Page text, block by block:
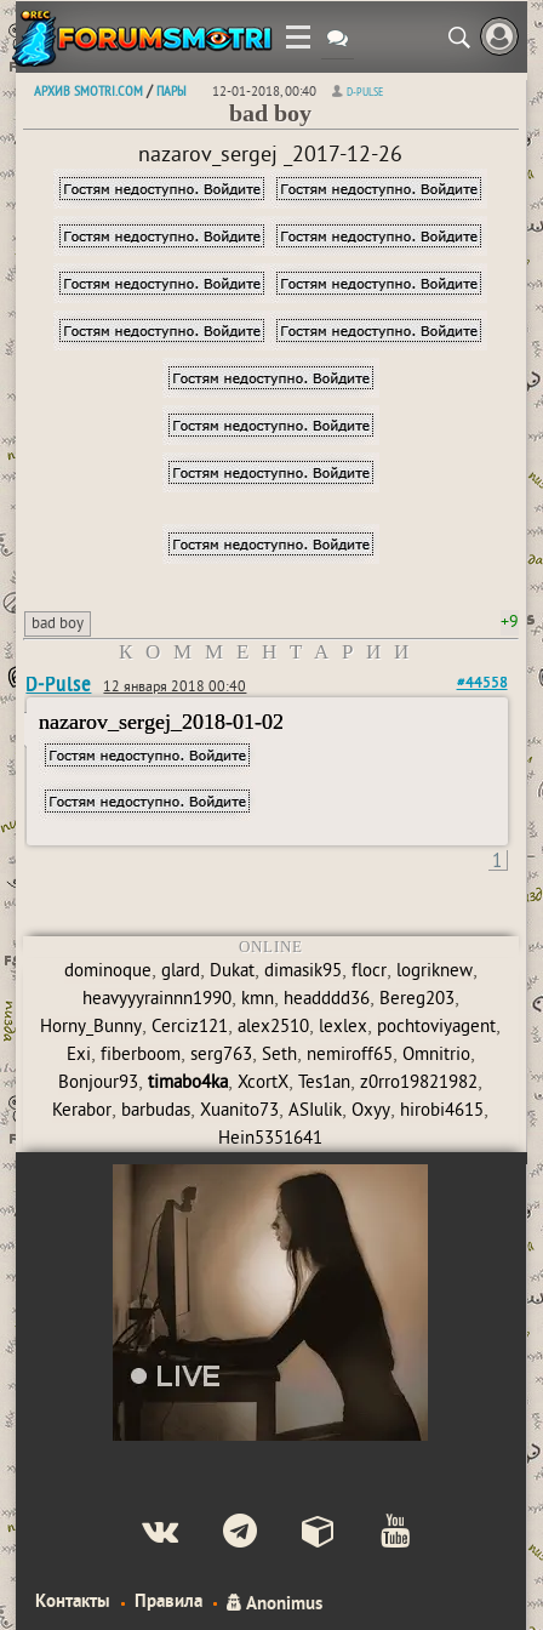
АРХИВ SMOTRI.COM /ПАРЫ 12-01-2018, 00:40 D-PULSE
bad boy
nazarov_sergej _2017-12-26
bad boy +9
КОММЕНТАРИИ
D-Pulse 12 января 2018 00:40 #44558
nazarov_sergej_2018-01-02
1
ONLINE
dominoque, glard, Dukat, dimasik95, flocr, logriknew,
heavyyyrainnn1990, kmn, headddd36, Bereg203,
Horny_Bunny,Cerciz121,alex2510, lexlex, pochtoviyagent,
Exi, fiberboom, serg763, Seth, nemiroff65, Omnitrio,
Bonjour93,timabo4ka,XcortX,Tes1an,z0rro19821982,
Kerabor, barbudas,Xuanito73,ASIulik,Oxyy, hirobi4615,
Hein5351641
Контакты Правила Anonimus